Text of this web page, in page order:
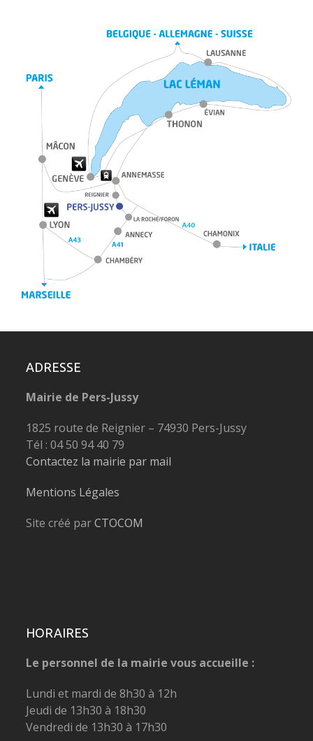
ADRESSE
Mairie de Pers-Jussy
1825 route de Reignier – 74930 Pers-Jussy
Tél : 04 50 94 40 79
Contactez la mairie par mail
Mentions Légales
Site créé parCTOCOM
HORAIRES
Le personnel de la mairie vous accueille :
Lundi et mardi de 8h30 à 12h
Jeudi de 13h30 à 18h30
Vendredi de 13h30 à 17h30